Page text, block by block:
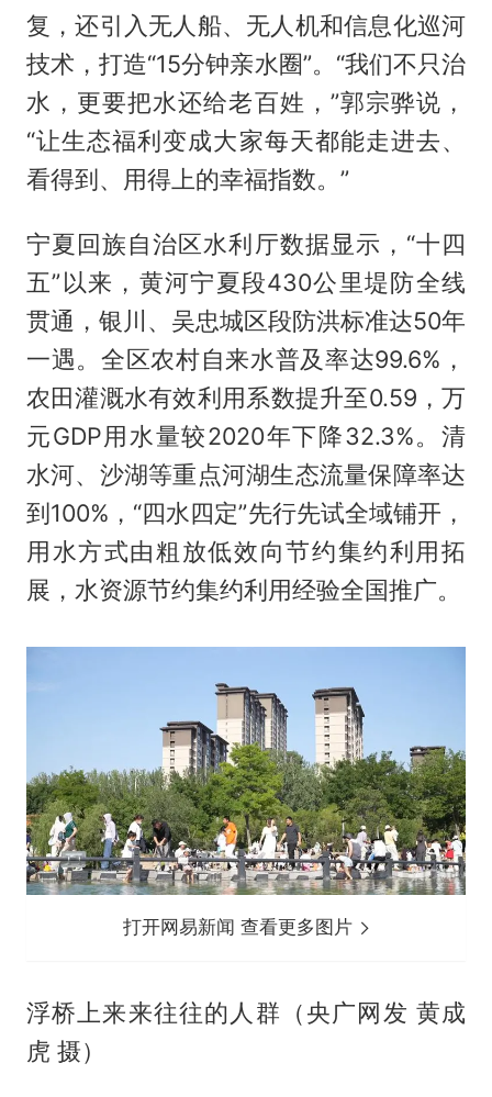
复，还引入无人船、无人机和信息化巡河
技术，打造“15分钟亲水圈”。“我们不只治
水，更要把水还给老百姓，”郭宗骅说，
“让生态福利变成大家每天都能走进去、
看得到、用得上的幸福指数。”
宁夏回族自治区水利厅数据显示，“十四
五”以来，黄河宁夏段430公里堤防全线
贯通，银川、吴忠城区段防洪标准达50年
一遇。全区农村自来水普及率达99.6%，
农田灌溉水有效利用系数提升至0.59，万
元GDP用水量较2020年下降32.3%。清
水河、沙湖等重点河湖生态流量保障率达
到100%，“四水四定”先行先试全域铺开，
用水方式由粗放低效向节约集约利用拓
展，水资源节约集约利用经验全国推广。
打开网易新闻 查看更多图片
浮桥上来来往往的人群（央广网发 黄成
虎 摄）